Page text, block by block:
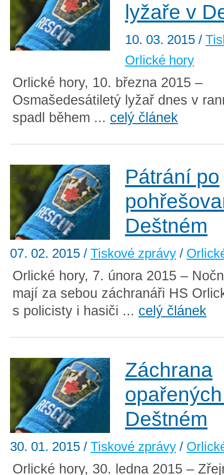
lyžaře v
10. 03. 2015 /
Orlické hory
Orlické hory, 10. března 2015 –
Osmašedesátiletý lyžař dnes v
spadl během ... celý článek
Pátrání po
Deštném
07. 02. 2015 / Tiskové zprávy /
Orlické hory, 7. února 2015 –
mají za sebou záchranáři HS
s policisty i hasiči ... celý článek
Záchrana
Deštném
30. 01. 2015 / Tiskové zprávy /
Orlické hory, 30. ledna 2015 –